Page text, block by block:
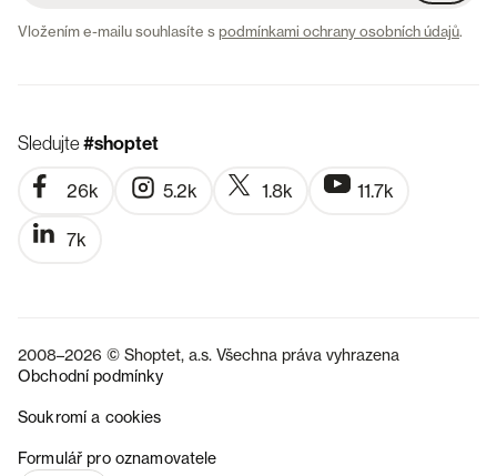
Vložením e-mailu souhlasíte spodmínkami ochrany osobních údajů.
Sledujte#shoptet
26k 5.2k 1.8k 11.7k
7k
2008–2026 © Shoptet, a.s. Všechna práva vyhrazena
Obchodní podmínky
Soukromí a cookies
Formulář pro oznamovatele